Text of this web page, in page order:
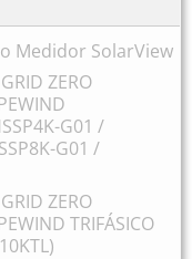
Medidor SolarView
ZERO
G01 /
G01 /
ZERO
TRIFÁSICO